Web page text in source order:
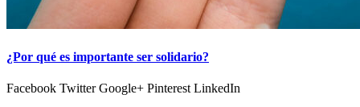
¿Por qué es importante ser solidario?
Facebook Twitter Google+ Pinterest LinkedIn